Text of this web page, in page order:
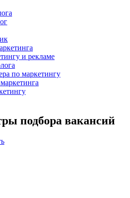
и рекламе
по маркетингу
подбора вакансий